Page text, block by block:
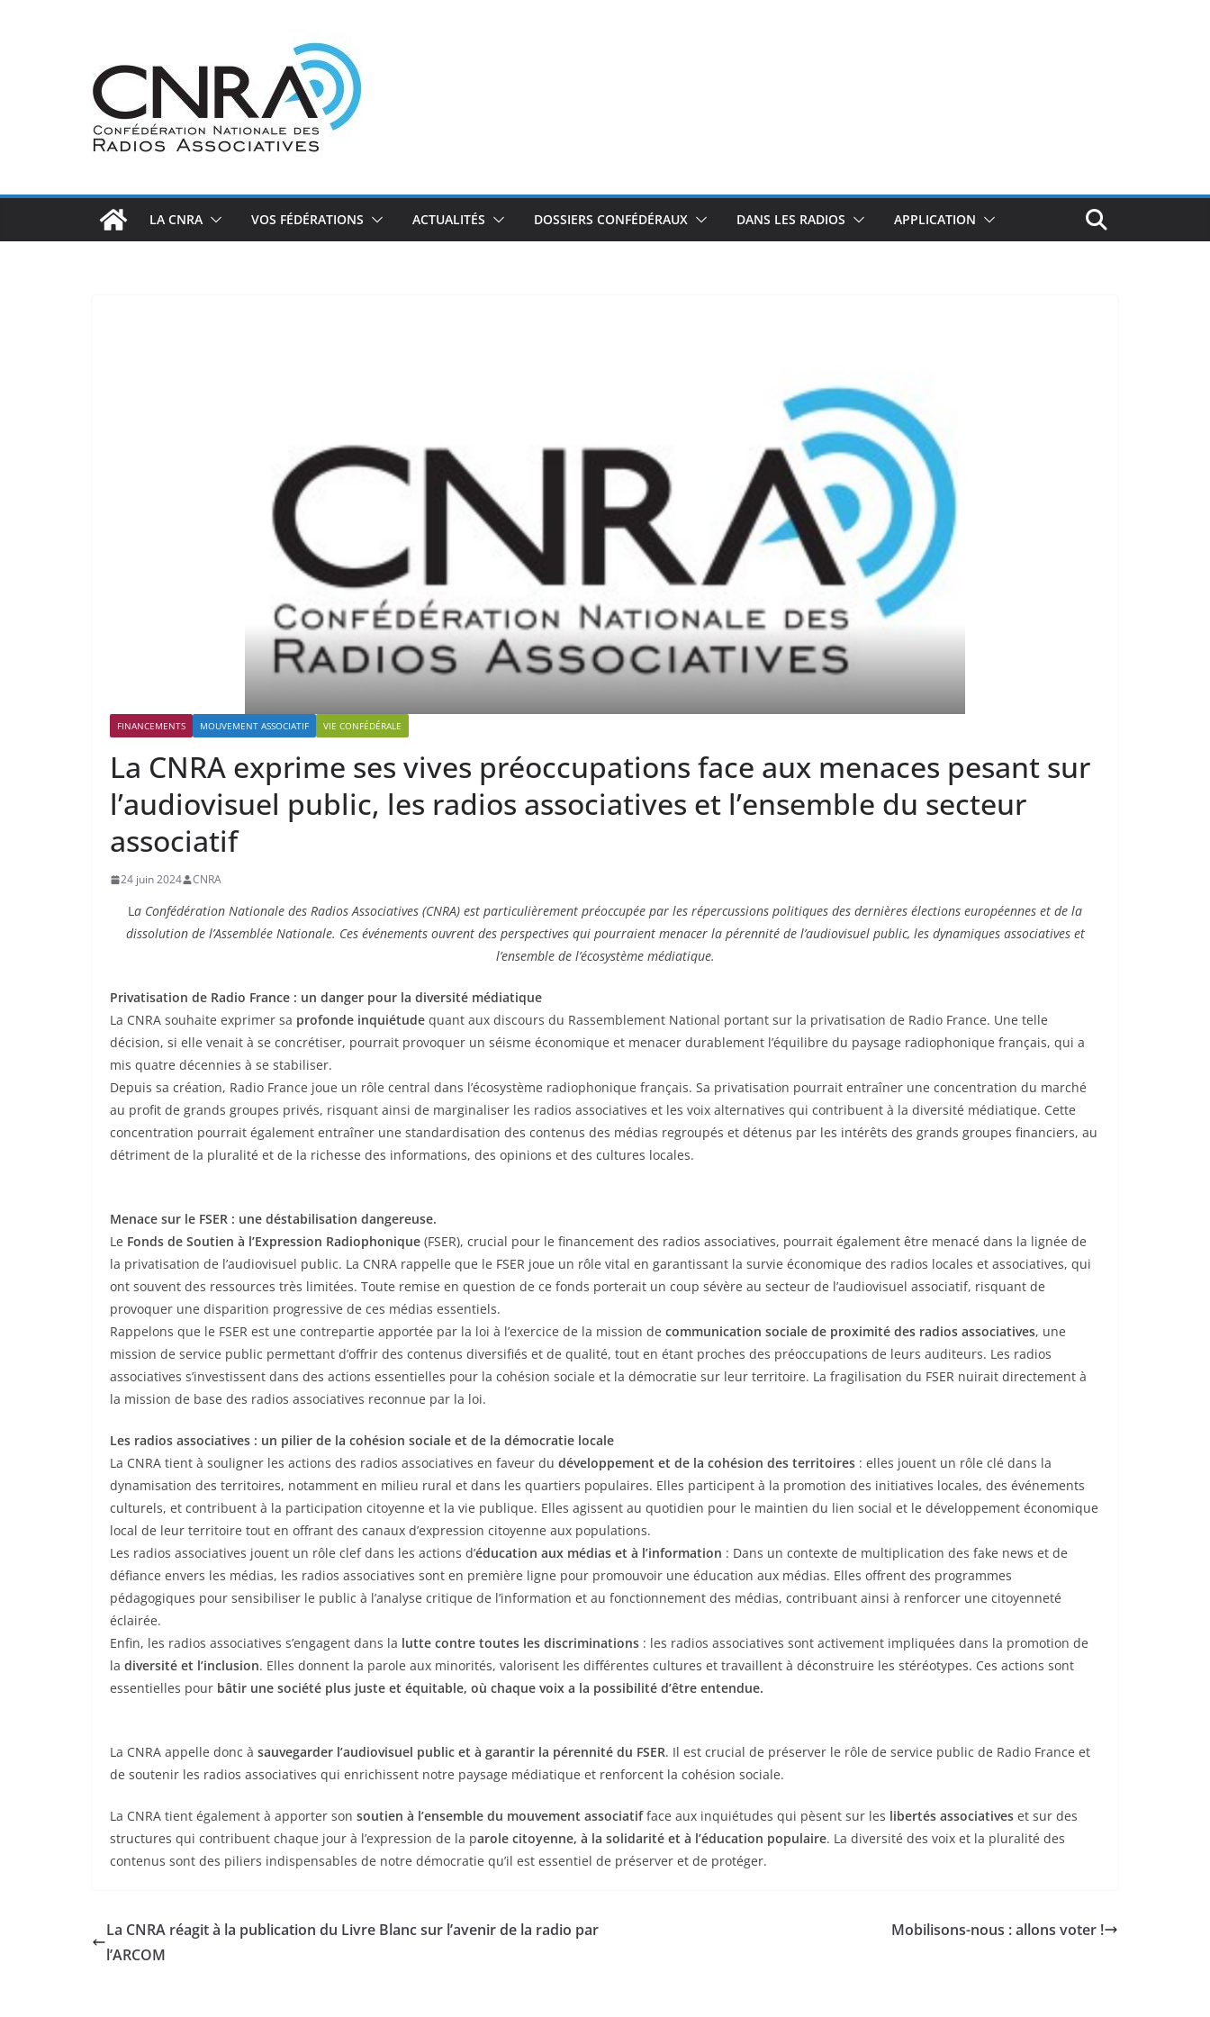
LA CNRA VOS FÉDÉRATIONS ACTUALITÉS DOSSIERS CONFÉDÉRAUX DANS LES RADIOS APPLICATION
FINANCEMENTS MOUVEMENT ASSOCIATIF VIE CONFÉDÉRALE
La CNRA exprime ses vives préoccupations face aux menaces pesant sur
l’audiovisuel public, les radios associatives et l’ensemble du secteur
associatif
24 juin 2024 CNRA
La Confédération Nationale des Radios Associatives (CNRA) est particulièrement préoccupée par les répercussions politiques des dernières élections européennes et de la
dissolution de l’Assemblée Nationale. Ces événements ouvrent des perspectives qui pourraient menacer la pérennité de l’audiovisuel public, les dynamiques associatives et
l’ensemble de l’écosystème médiatique.
Privatisation de Radio France : un danger pour la diversité médiatique
La CNRA souhaite exprimer sa profonde inquiétude quant aux discours du Rassemblement National portant sur la privatisation de Radio France. Une telle
décision, si elle venait à se concrétiser, pourrait provoquer un séisme économique et menacer durablement l’équilibre du paysage radiophonique français, qui a
mis quatre décennies à se stabiliser.
Depuis sa création, Radio France joue un rôle central dans l’écosystème radiophonique français. Sa privatisation pourrait entraîner une concentration du marché
au profit de grands groupes privés, risquant ainsi de marginaliser les radios associatives et les voix alternatives qui contribuent à la diversité médiatique. Cette
concentration pourrait également entraîner une standardisation des contenus des médias regroupés et détenus par les intérêts des grands groupes financiers, au
détriment de la pluralité et de la richesse des informations, des opinions et des cultures locales.
Menace sur le FSER : une déstabilisation dangereuse.
Le Fonds de Soutien à l’Expression Radiophonique (FSER), crucial pour le financement des radios associatives, pourrait également être menacé dans la lignée de
la privatisation de l’audiovisuel public. La CNRA rappelle que le FSER joue un rôle vital en garantissant la survie économique des radios locales et associatives, qui
ont souvent des ressources très limitées. Toute remise en question de ce fonds porterait un coup sévère au secteur de l’audiovisuel associatif, risquant de
provoquer une disparition progressive de ces médias essentiels.
Rappelons que le FSER est une contrepartie apportée par la loi à l’exercice de la mission de communication sociale de proximité des radios associatives, une
mission de service public permettant d’offrir des contenus diversifiés et de qualité, tout en étant proches des préoccupations de leurs auditeurs. Les radios
associatives s’investissent dans des actions essentielles pour la cohésion sociale et la démocratie sur leur territoire. La fragilisation du FSER nuirait directement à
la mission de base des radios associatives reconnue par la loi.
Les radios associatives : un pilier de la cohésion sociale et de la démocratie locale
La CNRA tient à souligner les actions des radios associatives en faveur du développement et de la cohésion des territoires : elles jouent un rôle clé dans la
dynamisation des territoires, notamment en milieu rural et dans les quartiers populaires. Elles participent à la promotion des initiatives locales, des événements
culturels, et contribuent à la participation citoyenne et la vie publique. Elles agissent au quotidien pour le maintien du lien social et le développement économique
local de leur territoire tout en offrant des canaux d’expression citoyenne aux populations.
Les radios associatives jouent un rôle clef dans les actions d’éducation aux médias et à l’information : Dans un contexte de multiplication des fake news et de
défiance envers les médias, les radios associatives sont en première ligne pour promouvoir une éducation aux médias. Elles offrent des programmes
pédagogiques pour sensibiliser le public à l’analyse critique de l’information et au fonctionnement des médias, contribuant ainsi à renforcer une citoyenneté
éclairée.
Enfin, les radios associatives s’engagent dans la lutte contre toutes les discriminations : les radios associatives sont activement impliquées dans la promotion de
la diversité et l’inclusion. Elles donnent la parole aux minorités, valorisent les différentes cultures et travaillent à déconstruire les stéréotypes. Ces actions sont
essentielles pour bâtir une société plus juste et équitable, où chaque voix a la possibilité d’être entendue.
La CNRA appelle donc à sauvegarder l’audiovisuel public et à garantir la pérennité du FSER. Il est crucial de préserver le rôle de service public de Radio France et
de soutenir les radios associatives qui enrichissent notre paysage médiatique et renforcent la cohésion sociale.
La CNRA tient également à apporter son soutien à l’ensemble du mouvement associatifface aux inquiétudes qui pèsent sur les libertés associatives et sur des
structures qui contribuent chaque jour à l’expression de la parole citoyenne, à la solidarité et à l’éducation populaire. La diversité des voix et la pluralité des
contenus sont des piliers indispensables de notre démocratie qu’il est essentiel de préserver et de protéger.
La CNRA réagit à la publication du Livre Blanc sur l’avenir de la radio par
l’ARCOM
Mobilisons-nous : allons voter !